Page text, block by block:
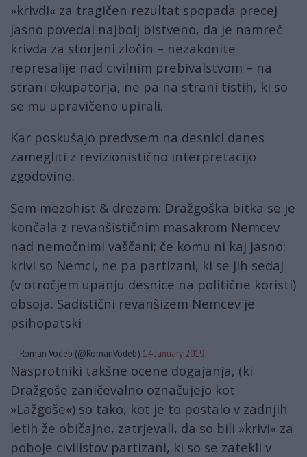
»krivdi« za tragičen rezultat spopada precej
jasno povedal najbolj bistveno, da je namreč
krivda za storjeni zločin – nezakonite
represalije nad civilnim prebivalstvom – na
strani okupatorja, ne pa na strani tistih, ki so
se mu upravičeno upirali.
Kar poskušajo predvsem na desnici danes
zamegliti z revizionistično interpretacijo
zgodovine.
Sem mezohist & drezam: Dražgoška bitka se je
končala z revanšističnim masakrom Nemcev
nad nemočnimi vaščani; če komu ni kaj jasno:
krivi so Nemci, ne pa partizani, ki se jih sedaj
(v otročjem upanju desnice na politične koristi)
obsoja. Sadistični revanšizem Nemcev je
psihopatski
— Roman Vodeb (@RomanVodeb) 14 January 2019
Nasprotniki takšne ocene dogajanja, (ki
Dražgoše zaničevalno označujejo kot
»Lažgoše«) so tako, kot je to postalo v zadnjih
letih že običajno, zatrjevali, da so bili »krivi« za
poboje civilistov partizani, ki so se zatekli v